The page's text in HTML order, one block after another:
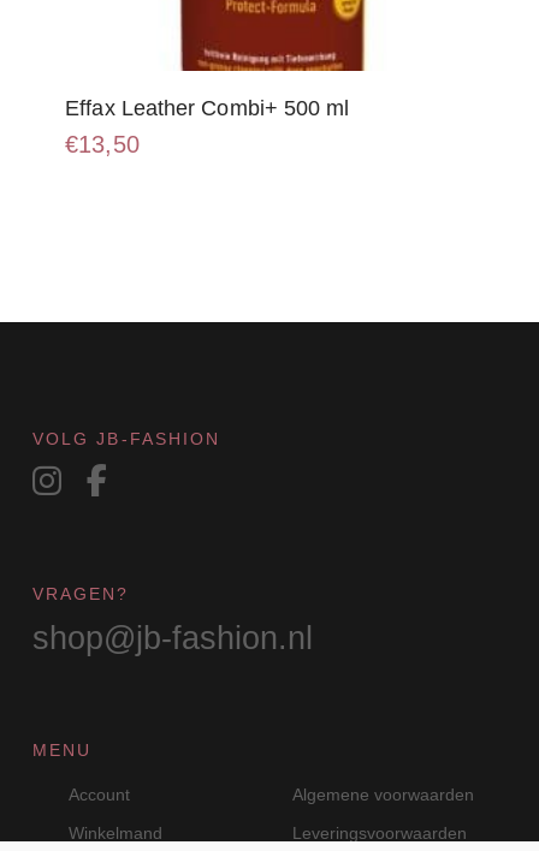
Effax Leather Combi+ 500 ml
€13,50
VOLG JB-FASHION
VRAGEN?
shop@jb-fashion.nl
MENU
Account
Algemene voorwaarden
Winkelmand
Leveringsvoorwaarden